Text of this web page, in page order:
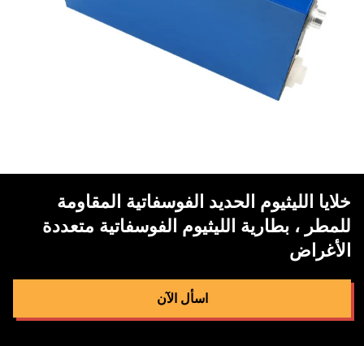
خلايا الليثيوم الحديد الفوسفاتية المقاومة
للمطر ، بطارية الليثيوم الفوسفاتية متعددة
الأغراض
اسأل الآن